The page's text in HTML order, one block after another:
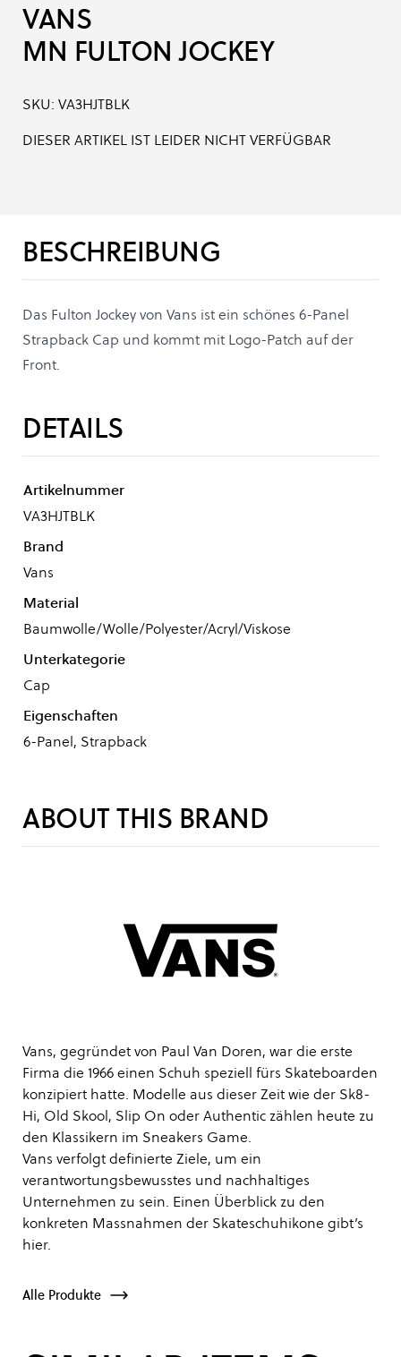
VANS
MN FULTON JOCKEY
SKU: VA3HJTBLK
DIESER ARTIKEL IST LEIDER NICHT VERFÜGBAR
BESCHREIBUNG
Das Fulton Jockey von Vans ist ein schönes 6-Panel
Strapback Cap und kommt mit Logo-Patch auf der
Front.
DETAILS
Artikelnummer
VA3HJTBLK
Brand
Vans
Material
Baumwolle/Wolle/Polyester/Acryl/Viskose
Unterkategorie
Cap
Eigenschaften
6-Panel, Strapback
ABOUT THIS BRAND
Vans, gegründet von Paul Van Doren, war die erste
Firma die 1966 einen Schuh speziell fürs Skateboarden
konzipiert hatte. Modelle aus dieser Zeit wie der Sk8-
Hi, Old Skool, Slip On oder Authentic zählen heute zu
den Klassikern im Sneakers Game.
Vans verfolgt definierte Ziele, um ein
verantwortungsbewusstes und nachhaltiges
Unternehmen zu sein. Einen Überblick zu den
konkreten Massnahmen der Skateschuhikone gibt’s
hier.
Alle Produkte